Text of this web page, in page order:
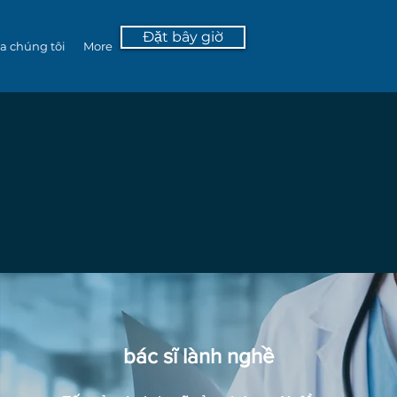
chúng tôi More
Đặt bây giờ
bác sĩ lành nghề